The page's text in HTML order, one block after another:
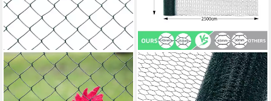
V2AOX
Maschendrahtzaun
Maschendraht Zaun 80 - 150
CCLIFE
Maschendrahtzaun
Maschendrahtzaun